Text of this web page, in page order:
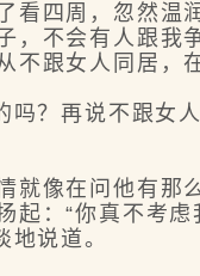
四周，忽然温
，不会有人跟我
不跟女人同居
？再说不跟女
像在问他有那么
：“你真不考虑
说道。